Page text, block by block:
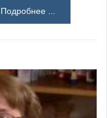
Подробнее ...